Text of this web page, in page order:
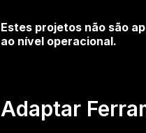
Estes projetos não são
ao nível operacional.
Adaptar